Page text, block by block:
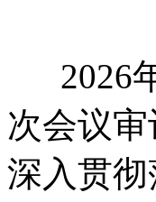
2026
次会议
深入贯彻